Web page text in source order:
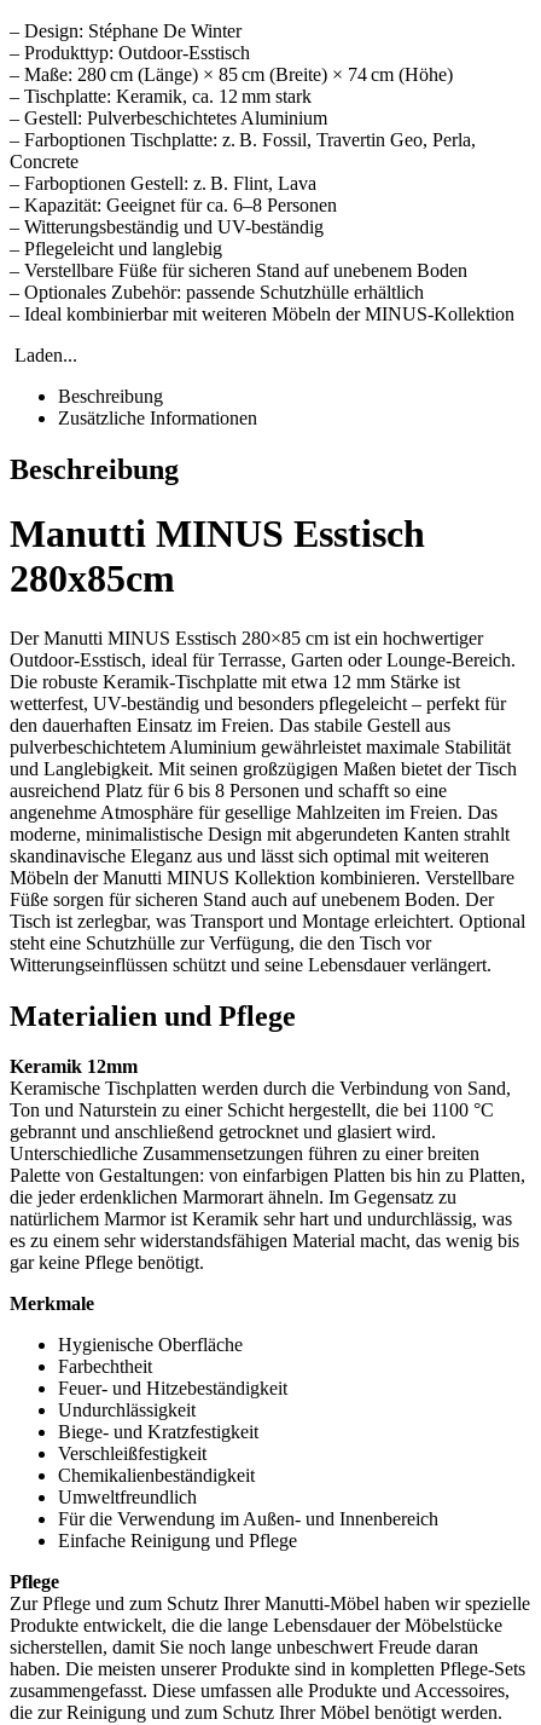
– Design: Stéphane De Winter
– Produkttyp: Outdoor-Esstisch
– Maße: 280 cm (Länge) × 85 cm (Breite) × 74 cm (Höhe)
– Tischplatte: Keramik, ca. 12 mm stark
– Gestell: Pulverbeschichtetes Aluminium
– Farboptionen Tischplatte: z. B. Fossil, Travertin Geo, Perla,
Concrete
– Farboptionen Gestell: z. B. Flint, Lava
– Kapazität: Geeignet für ca. 6–8 Personen
– Witterungsbeständig und UV-beständig
– Pflegeleicht und langlebig
– Verstellbare Füße für sicheren Stand auf unebenem Boden
– Optionales Zubehör: passende Schutzhülle erhältlich
– Ideal kombinierbar mit weiteren Möbeln der MINUS-Kollektion
Laden...
Beschreibung
Zusätzliche Informationen
Beschreibung
Manutti MINUS Esstisch
280x85cm
Der Manutti MINUS Esstisch 280×85 cm ist ein hochwertiger
Outdoor-Esstisch, ideal für Terrasse, Garten oder Lounge-Bereich.
Die robuste Keramik-Tischplatte mit etwa 12 mm Stärke ist
wetterfest, UV-beständig und besonders pflegeleicht – perfekt für
den dauerhaften Einsatz im Freien. Das stabile Gestell aus
pulverbeschichtetem Aluminium gewährleistet maximale Stabilität
und Langlebigkeit. Mit seinen großzügigen Maßen bietet der Tisch
ausreichend Platz für 6 bis 8 Personen und schafft so eine
angenehme Atmosphäre für gesellige Mahlzeiten im Freien. Das
moderne, minimalistische Design mit abgerundeten Kanten strahlt
skandinavische Eleganz aus und lässt sich optimal mit weiteren
Möbeln der Manutti MINUS Kollektion kombinieren. Verstellbare
Füße sorgen für sicheren Stand auch auf unebenem Boden. Der
Tisch ist zerlegbar, was Transport und Montage erleichtert. Optional
steht eine Schutzhülle zur Verfügung, die den Tisch vor
Witterungseinflüssen schützt und seine Lebensdauer verlängert.
Materialien und Pflege
Keramik 12mm
Keramische Tischplatten werden durch die Verbindung von Sand,
Ton und Naturstein zu einer Schicht hergestellt, die bei 1100 °C
gebrannt und anschließend getrocknet und glasiert wird.
Unterschiedliche Zusammensetzungen führen zu einer breiten
Palette von Gestaltungen: von einfarbigen Platten bis hin zu Platten,
die jeder erdenklichen Marmorart ähneln. Im Gegensatz zu
natürlichem Marmor ist Keramik sehr hart und undurchlässig, was
es zu einem sehr widerstandsfähigen Material macht, das wenig bis
gar keine Pflege benötigt.
Merkmale
Hygienische Oberfläche
Farbechtheit
Feuer- und Hitzebeständigkeit
Undurchlässigkeit
Biege- und Kratzfestigkeit
Verschleißfestigkeit
Chemikalienbeständigkeit
Umweltfreundlich
Für die Verwendung im Außen- und Innenbereich
Einfache Reinigung und Pflege
Pflege
Zur Pflege und zum Schutz Ihrer Manutti-Möbel haben wir spezielle
Produkte entwickelt, die die lange Lebensdauer der Möbelstücke
sicherstellen, damit Sie noch lange unbeschwert Freude daran
haben. Die meisten unserer Produkte sind in kompletten Pflege-Sets
zusammengefasst. Diese umfassen alle Produkte und Accessoires,
die zur Reinigung und zum Schutz Ihrer Möbel benötigt werden.